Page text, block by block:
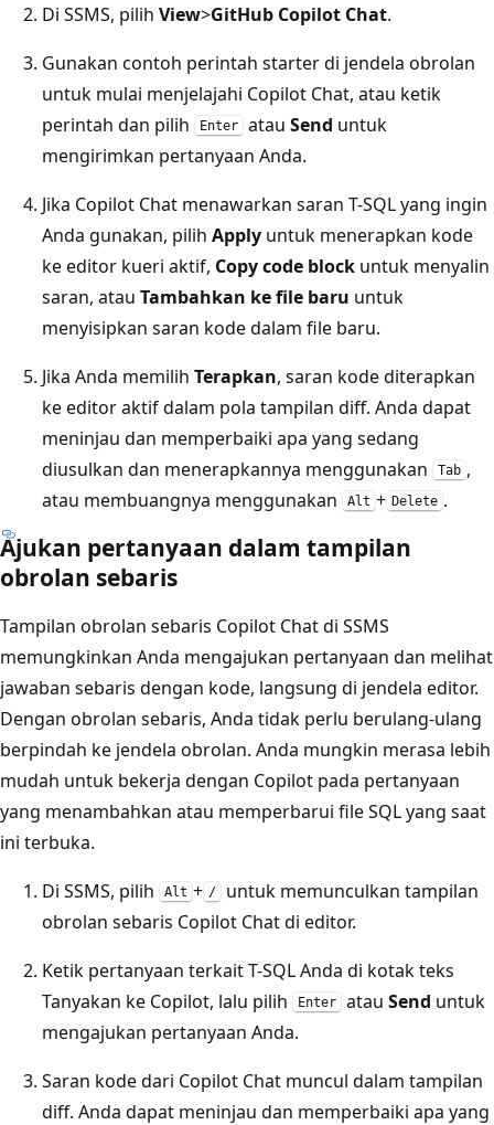
Di SSMS, pilih View>GitHub Copilot Chat.
Gunakan contoh perintah starter di jendela obrolan
untuk mulai menjelajahi Copilot Chat, atau ketik
perintah dan pilih
Enter atau Send untuk
mengirimkan pertanyaan Anda.
Jika Copilot Chat menawarkan saran T-SQL yang ingin
Anda gunakan, pilih Apply untuk menerapkan kode
ke editor kueri aktif, Copy code block untuk menyalin
saran, atau Tambahkan ke file baru untuk
menyisipkan saran kode dalam file baru.
Jika Anda memilih Terapkan, saran kode diterapkan
ke editor aktif dalam pola tampilan diff. Anda dapat
meninjau dan memperbaiki apa yang sedang
diusulkan dan menerapkannya menggunakan
Tab ,
atau membuangnya menggunakan
Alt + Delete .
Ajukan pertanyaan dalam tampilan
obrolan sebaris
Tampilan obrolan sebaris Copilot Chat di SSMS
memungkinkan Anda mengajukan pertanyaan dan melihat
jawaban sebaris dengan kode, langsung di jendela editor.
Dengan obrolan sebaris, Anda tidak perlu berulang-ulang
berpindah ke jendela obrolan. Anda mungkin merasa lebih
mudah untuk bekerja dengan Copilot pada pertanyaan
yang menambahkan atau memperbarui file SQL yang saat
ini terbuka.
Di SSMS, pilih
Alt + /
untuk memunculkan tampilan
obrolan sebaris Copilot Chat di editor.
Ketik pertanyaan terkait T-SQL Anda di kotak teks
Tanyakan ke Copilot, lalu pilih
Enter atau Send untuk
mengajukan pertanyaan Anda.
Saran kode dari Copilot Chat muncul dalam tampilan
diff. Anda dapat meninjau dan memperbaiki apa yang